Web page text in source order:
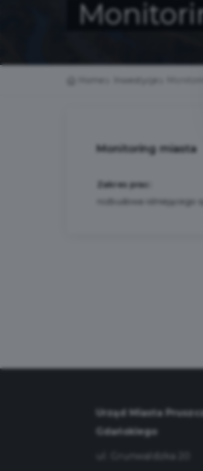
Monitoring miasta
Zakres prac:
rozbudowa istniejącego
Urząd Miasta
Gdańskiego